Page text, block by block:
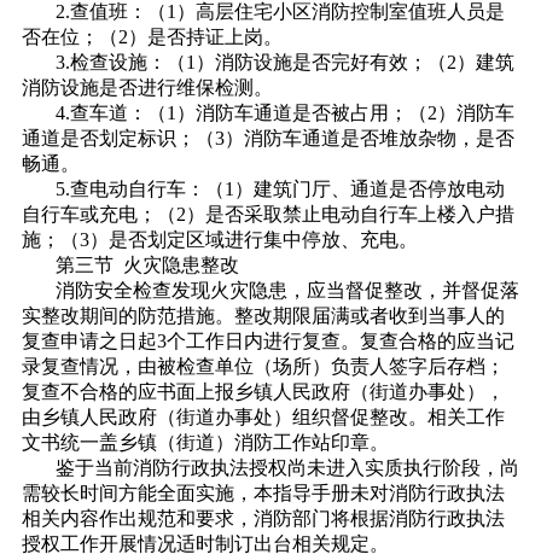
2.查值班：（1）高层住宅小区消防控制室值班人员是
否在位；（2）是否持证上岗。
3.检查设施：（1）消防设施是否完好有效；（2）建筑
消防设施是否进行维保检测。
4.查车道：（1）消防车通道是否被占用；（2）消防车
通道是否划定标识；（3）消防车通道是否堆放杂物，是否
畅通。
5.查电动自行车：（1）建筑门厅、通道是否停放电动
自行车或充电；（2）是否采取禁止电动自行车上楼入户措
施；（3）是否划定区域进行集中停放、充电。
第三节 火灾隐患整改
消防安全检查发现火灾隐患，应当督促整改，并督促落
实整改期间的防范措施。整改期限届满或者收到当事人的
复查申请之日起3个工作日内进行复查。复查合格的应当记
录复查情况，由被检查单位（场所）负责人签字后存档；
复查不合格的应书面上报乡镇人民政府（街道办事处），
由乡镇人民政府（街道办事处）组织督促整改。相关工作
文书统一盖乡镇（街道）消防工作站印章。
鉴于当前消防行政执法授权尚未进入实质执行阶段，尚
需较长时间方能全面实施，本指导手册未对消防行政执法
相关内容作出规范和要求，消防部门将根据消防行政执法
授权工作开展情况适时制订出台相关规定。